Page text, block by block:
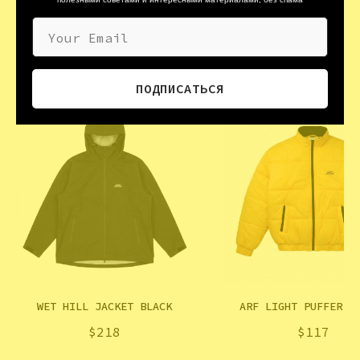
WET HILL JACKET BLACK
$218
ARF LIGHT PUFFER
$ 117
Your Email
ПОДПИСАТЬСЯ